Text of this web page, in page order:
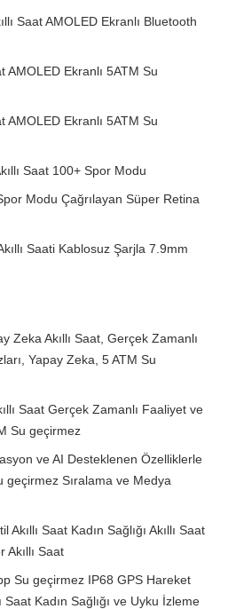
Saat AMOLED Ekranlı Bluetooth
AMOLED Ekranlı 5ATM Su
AMOLED Ekranlı 5ATM Su
Saat 100+ Spor Modu
Modu Çağrılayan Süper Retina
Saati Kablosuz Şarjla 7.9mm
Zeka Akıllı Saat, Gerçek Zamanlı
Yapay Zeka, 5 ATM Su
Saat Gerçek Zamanlı Faaliyet ve
Su geçirmez
ve AI Desteklenen Özelliklerle
geçirmez Sıralama ve Medya
Saat Kadın Sağlığı Akıllı Saat
Saat
Su geçirmez IP68 GPS Hareket
Saat Kadın Sağlığı ve Uyku İzleme